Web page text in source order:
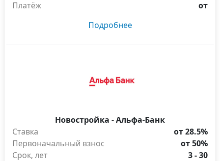
Платёж
от
Подробнее
Новостройка - Альфа-Банк
Ставка
от 28.5%
Первоначальный взнос
от 50%
Срок, лет
3 - 30